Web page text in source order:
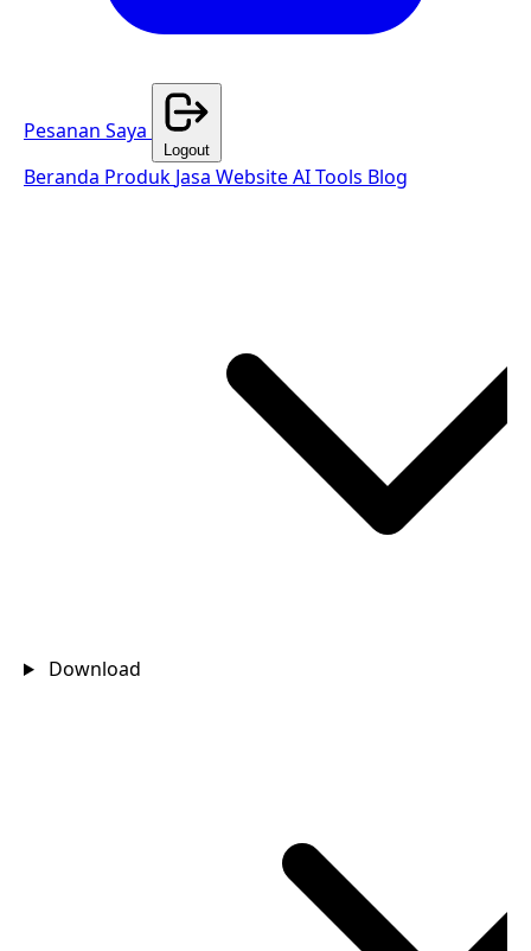
Pesanan Saya
Logout
Beranda Produk Jasa WebsiteAI Tools Blog
Download